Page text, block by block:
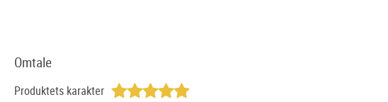
Omtale
Produktets karakter